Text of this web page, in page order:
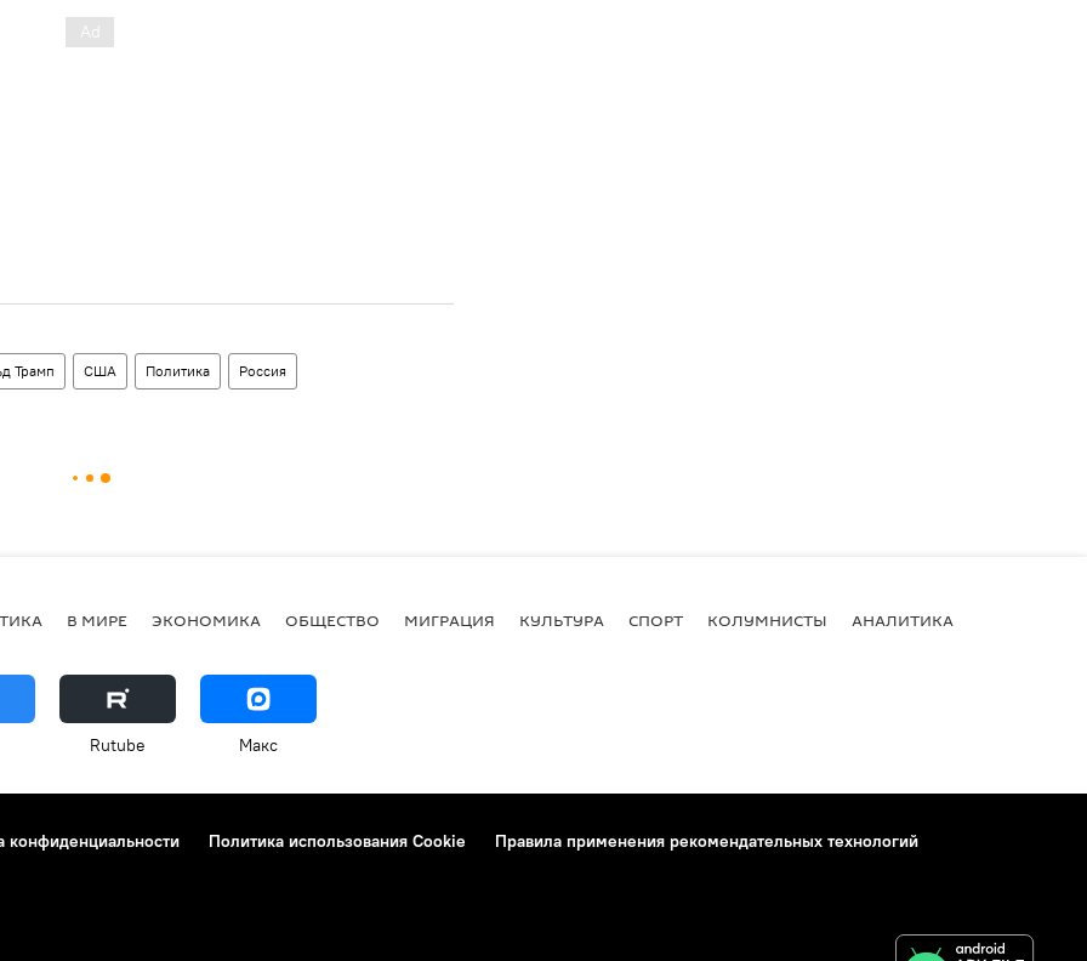
Трамп США Политика Россия
В МИРЕ ЭКОНОМИКА ОБЩЕСТВО МИГРАЦИЯ КУЛЬТУРА СПОРТ КОЛУМНИСТЫ АНАЛИТИКА
Rutube Макс
конфиденциальности Политика использования Cookie
Правила применения рекомендательных технологий